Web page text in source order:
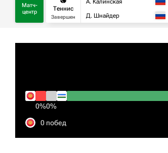
Матч-
центр
Теннис
Завершен
А. Калинская
Д. Шнайдер
0%0%
0 побед